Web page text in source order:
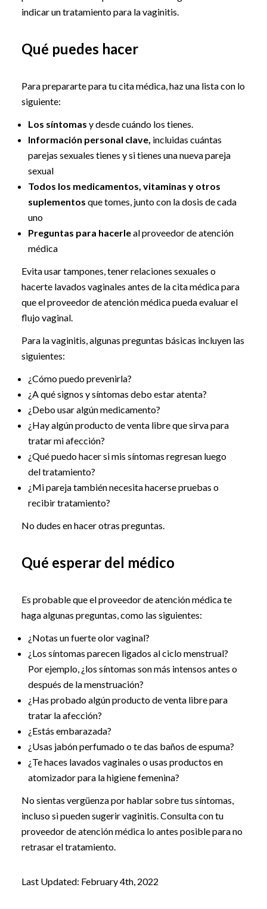
indicar un tratamiento para la vaginitis.
Qué puedes hacer
Para prepararte para tu cita médica, haz una lista con lo
siguiente:
Los síntomas y desde cuándo los tienes.
Información personal clave, incluidas cuántas
parejas sexuales tienes y si tienes una nueva pareja
sexual
Todos los medicamentos, vitaminas y otros
suplementos que tomes, junto con la dosis de cada
uno
Preguntas para hacerleal proveedor de atención
médica
Evita usar tampones, tener relaciones sexuales o
hacerte lavados vaginales antes de la cita médica para
que el proveedor de atención médica pueda evaluar el
flujo vaginal.
Para la vaginitis, algunas preguntas básicas incluyen las
siguientes:
¿Cómo puedo prevenirla?
¿A qué signos y síntomas debo estar atenta?
¿Debo usar algún medicamento?
¿Hay algún producto de venta libre que sirva para
tratar mi afección?
¿Qué puedo hacer si mis síntomas regresan luego
del tratamiento?
¿Mi pareja también necesita hacerse pruebas o
recibir tratamiento?
No dudes en hacer otras preguntas.
Qué esperar del médico
Es probable que el proveedor de atención médica te
haga algunas preguntas, como las siguientes:
¿Notas un fuerte olor vaginal?
¿Los síntomas parecen ligados al ciclo menstrual?
Por ejemplo, ¿los síntomas son más intensos antes o
después de la menstruación?
¿Has probado algún producto de venta libre para
tratar la afección?
¿Estás embarazada?
¿Usas jabón perfumado o te das baños de espuma?
¿Te haces lavados vaginales o usas productos en
atomizador para la higiene femenina?
No sientas vergüenza por hablar sobre tus síntomas,
incluso si pueden sugerir vaginitis. Consulta con tu
proveedor de atención médica lo antes posible para no
retrasar el tratamiento.
Last Updated: February 4th, 2022